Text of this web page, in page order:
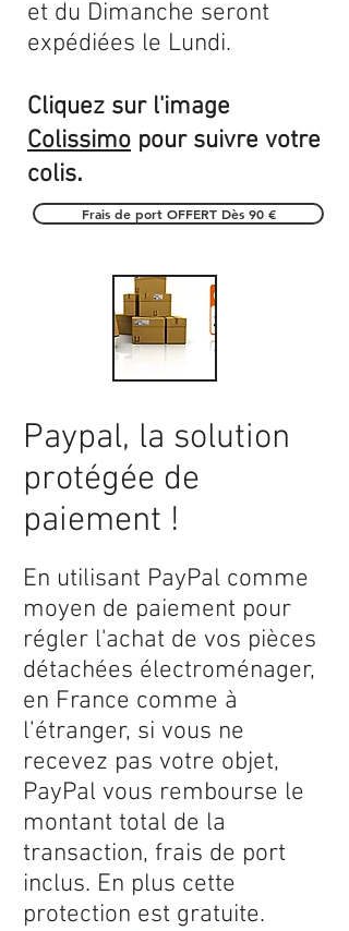
et du Dimanche seront
expédiées le Lundi.
Cliquez sur l'image
Colissimo pour suivre votre
colis.
Frais de port OFFERT Dès 90 €
Paypal, la solution
protégée de
paiement !
En utilisant PayPal comme
moyen de paiement pour
régler l'achat de vos pièces
détachées électroménager,
en France comme à
l’étranger, si vous ne
recevez pas votre objet,
PayPal vous rembourse le
montant total de la
transaction, frais de port
inclus. En plus cette
protection est gratuite.